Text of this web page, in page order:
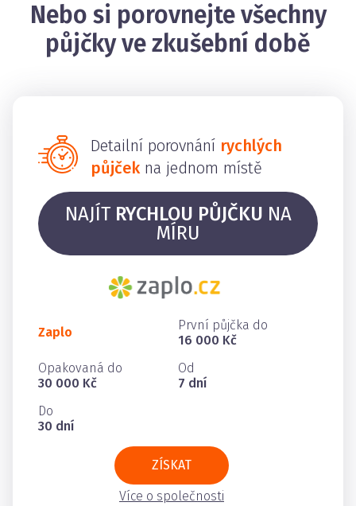
Nebo si porovnejte všechny
půjčky ve zkušební době
Detailní porovnání rychlých
půjčekna jednom místě
NAJÍT RYCHLOU PŮJČKU NA
MÍRU
Zaplo
První půjčka do
16 000 Kč
Opakovaná do
30 000 Kč
Od
7 dní
Do
30 dní
ZÍSKAT
Více o společnosti